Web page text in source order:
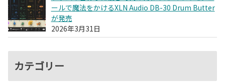
ールで魔法をかけるXLN Audio DB-30 Drum Butter
が発売
2026年3月31日
カテゴリー